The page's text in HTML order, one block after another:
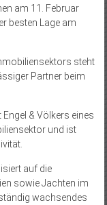
am 11. Februar
besten Lage am
steht
Partner beim
& Völkers eines
und ist
auf die
sowie Jachten im
wachsendes